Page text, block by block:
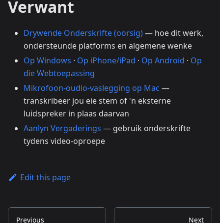
Verwant
Drywende Onderskrifte (oorsig)— hoe dit werk,
ondersteunde platforms en algemene wenke
Op Windows · Op iPhone/iPad · Op Android · Op
die Webtoepassing
Mikrofoon-oudio-vaslegging op Mac —
transkribeer jou eie stem of 'n eksterne
luidspreker in plaas daarvan
Aanlyn Vergaderings — gebruik onderskrifte
tydens video-oproepe
Edit this page
Previous Next